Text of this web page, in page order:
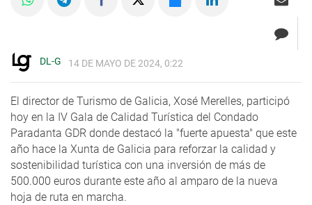
DL-G 14 DE MAYO DE 2024, 0:22
El director de Turismo de Galicia, Xosé Merelles, participó
hoy en la IV Gala de Calidad Turística del Condado
Paradanta GDR donde destacó la "fuerte apuesta" que este
año hace la Xunta de Galicia para reforzar la calidad y
sostenibilidad turística con una inversión de más de
500.000 euros durante este año al amparo de la nueva
hoja de ruta en marcha.